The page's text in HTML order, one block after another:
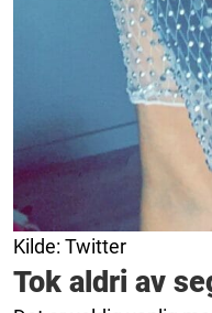
Kilde: Twitter
Tok aldri av